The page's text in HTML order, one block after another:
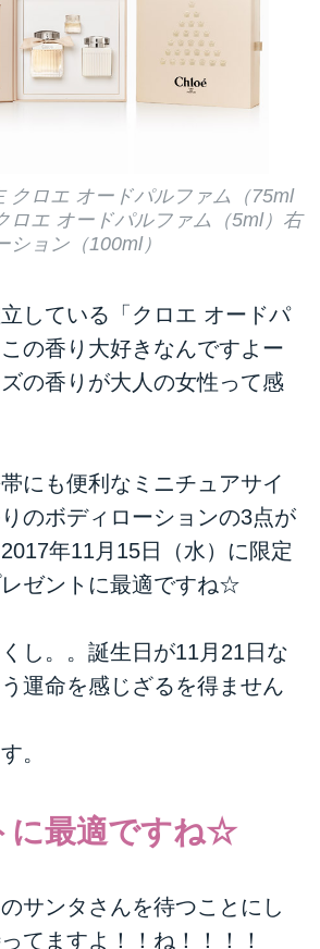
クロエ オードパルファム（75ml
ロエ オードパルファム（5ml）右
ション（100ml）
している「クロエ オードパ
の香り大好きなんですよー
の香りが大人の女性って感
にも便利なミニチュアサイ
のボディローションの3点が
年11月15日（水）に限定
ゼントに最適ですね☆
し。。誕生日が11月21日な
運命を感じざるを得ません
。
に最適ですね☆
サンタさんを待つことにし
てますよ！！ね！！！！